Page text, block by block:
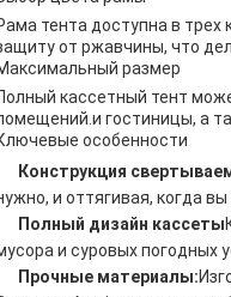
тента доступна в
от ржавчины, что
размер
кассетный тент
гостиницы, а
особенности
Конструкция
и оттягивая, когда вы
Полный дизайн кассеты
и суровых погодных
Прочные материалы: